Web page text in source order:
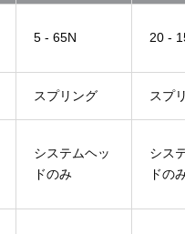
5 - 65N 20 -
スプリング スプ
システムヘッ
ドのみ
シス
ドの